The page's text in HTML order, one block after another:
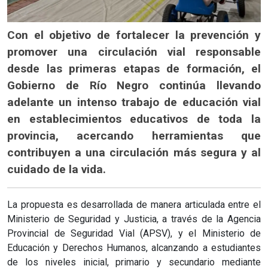
Con el objetivo de fortalecer la prevención y
promover una circulación vial responsable
desde las primeras etapas de formación, el
Gobierno de Río Negro continúa llevando
adelante un intenso trabajo de educación vial
en establecimientos educativos de toda la
provincia, acercando herramientas que
contribuyen a una circulación más segura y al
cuidado de la vida.
La propuesta es desarrollada de manera articulada entre el
Ministerio de Seguridad y Justicia, a través de la Agencia
Provincial de Seguridad Vial (APSV), y el Ministerio de
Educación y Derechos Humanos, alcanzando a estudiantes
de los niveles inicial, primario y secundario mediante